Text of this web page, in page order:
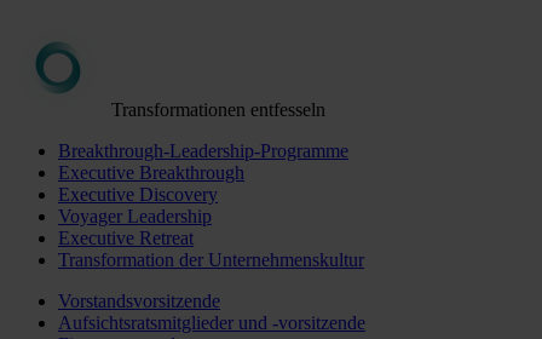
Transformationen entfesseln
Breakthrough-Leadership-Programme
Executive Breakthrough
Executive Discovery
Voyager Leadership
Executive Retreat
Transformation der Unternehmenskultur
Vorstandsvorsitzende
Aufsichtsratsmitglieder und -vorsitzende